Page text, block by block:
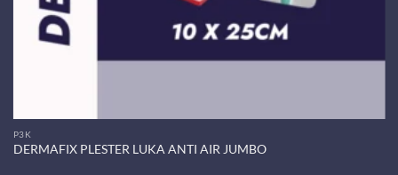
P3K
DERMAFIX PLESTER LUKA ANTI AIR JUMBO